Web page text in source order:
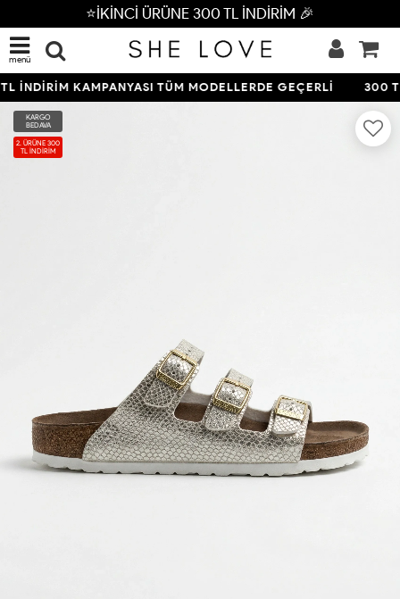
⭐İKİNCİ ÜRÜNE 300 TL İNDİRİM 🎉
menü
İNDİRİM KAMPANYASI TÜM MODELLERDE GEÇERLİ 300
KARGO
BEDAVA
2. ÜRÜNE 300
TL İNDİRİM